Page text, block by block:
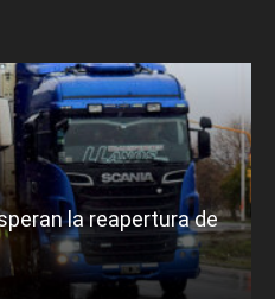
la reapertura de